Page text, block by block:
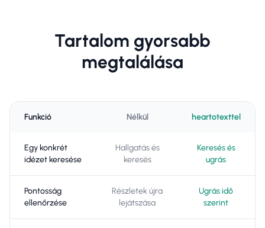
Tartalom gyorsabb
megtalálása
Funkció Nélkül heartotexttel
Egy konkrét
idézet keresése
Hallgatás és
keresés
Keresés és
ugrás
Pontosság
ellenőrzése
Részletek újra
lejátszása
Ugrás idő
szerint